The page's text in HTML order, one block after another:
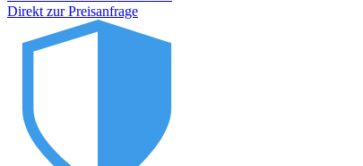
Direkt zur Preisanfrage